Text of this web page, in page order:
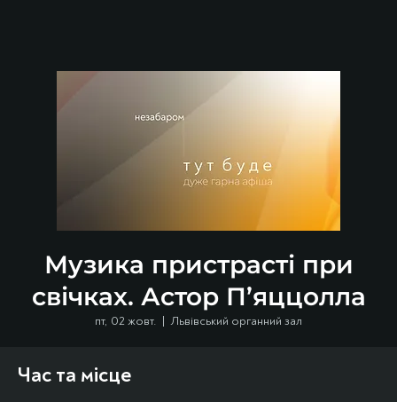
Музика пристрасті при
свічках. Астор П’яццолла
пт, 02 жовт.
  |
Львівський органний зал
Час та місце